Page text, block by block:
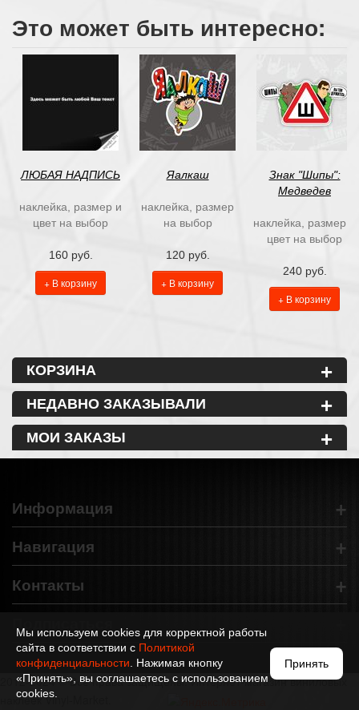
Это может быть интересно:
ЛЮБАЯ НАДПИСЬ
наклейка, размер и
цвет на выбор
160 руб.
+ В корзину
Яалкаш
наклейка, размер
на выбор
120 руб.
+ В корзину
Знак "Шипы":
Медведев
наклейка, размер и
цвет на выбор
240 руб.
+ В корзину
КОРЗИНА +
НЕДАВНО ЗАКАЗЫВАЛИ +
МОИ ЗАКАЗЫ +
Информация +
Навигация +
Контакты +
Подписаться
2012-2024 © Все права защищены. Интернет-магазин виниловых
наклеек Vinyl-Market.
Мы используем cookies для корректной работы
сайта в соответствии с Политикой
конфиденциальности . Нажимая кнопку
«Принять», вы соглашаетесь с использованием
cookies.
Принять